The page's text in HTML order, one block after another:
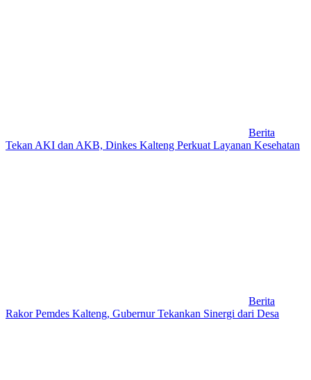
Berita
Tekan AKI dan AKB, Dinkes Kalteng Perkuat Layanan Kesehatan
Berita
Rakor Pemdes Kalteng, Gubernur Tekankan Sinergi dari Desa